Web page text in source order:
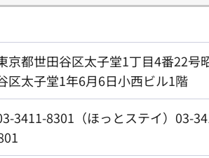
京都世田谷区太子堂1丁目4番22
区太子堂1年6月6日小西ビル1階
3411-8301（ほっとステイ）03-